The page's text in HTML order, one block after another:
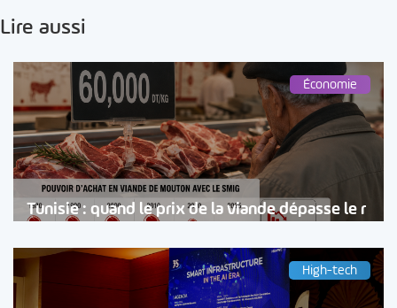
Lire aussi
Économie
Tunisie : quand le prix de la viande dépasse le r
High-tech